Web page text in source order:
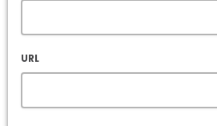
URL